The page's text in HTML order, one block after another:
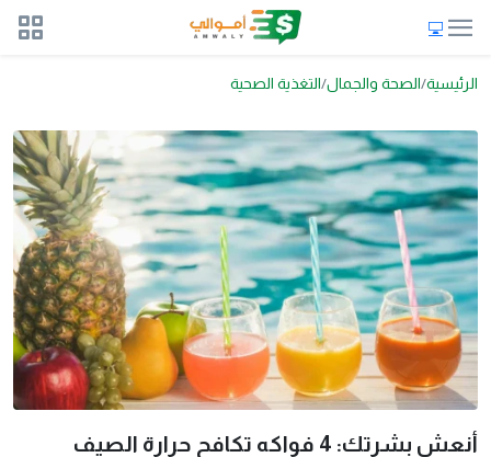
الرئيسية الصحة والجمال التغذية الصحية
أنعش بشرتك: 4 فواكه تكافح حرارة الصيف